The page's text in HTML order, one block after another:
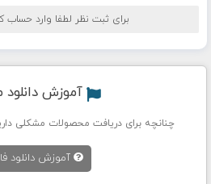
برای ثبت نظر لطفا وارد حساب
آموزش
چنانچه برای دریافت محصولات مشکلی
آموزش دانلود